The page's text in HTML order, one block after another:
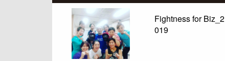
Fightness for Biz_2
019